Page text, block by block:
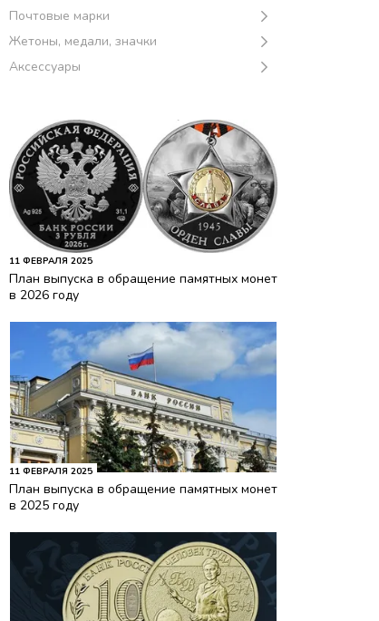
Почтовые марки
Жетоны, медали, значки
Аксессуары
11 ФЕВРАЛЯ 2025
План выпуска в обращение памятных монет
в 2026 году
11 ФЕВРАЛЯ 2025
План выпуска в обращение памятных монет
в 2025 году